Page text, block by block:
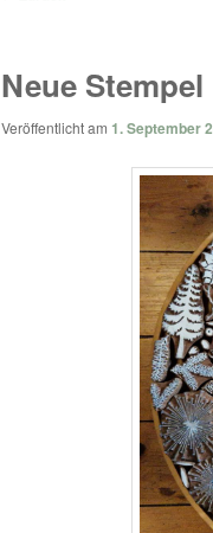
Neue Stempel
Veröffentlicht am 1. September